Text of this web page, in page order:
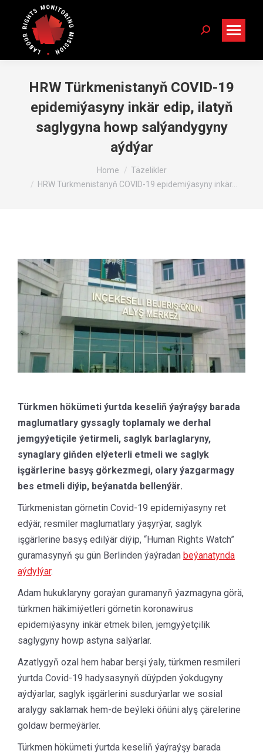
Search:
HRW Türkmenistanyň COVID-19
epidemiýasyny inkär edip, ilatyň
saglygyna howp salýandygyny
aýdýar
Home
Täzelikler
HRW Türkmenistanyň COVID-19 epidemiýasyny inkär…
Türkmen hökümeti ýurtda keseliň ýaýraýşy barada
maglumatlary gyssagly toplamaly we derhal
jemgyýetiçile ýetirmeli, saglyk barlaglaryny,
synaglary giňden elýeterli etmeli we saglyk
işgärlerine basyş görkezmegi, olary ýazgarmagy
bes etmeli diýip, beýanatda bellenýär.
Türkmenistan görnetin Covid-19 epidemiýasyny ret
edýär, resmiler maglumatlary ýaşyrýar, saglyk
işgärlerine basyş edilýär diýip, “Human Rights Watch”
guramasynyň şu gün Berlinden ýaýradan beýanatynda
aýdylýar.
Adam hukuklaryny goraýan guramanyň ýazmagyna görä,
türkmen häkimiýetleri görnetin koronawirus
epidemiýasyny inkär etmek bilen, jemgyýetçilik
saglygyny howp astyna salýarlar.
Azatlygyň ozal hem habar berşi ýaly, türkmen resmileri
ýurtda Covid-19 hadysasynyň düýpden ýokdugyny
aýdýarlar, saglyk işgärlerini susdurýarlar we sosial
aralygy saklamak hem-de beýleki öňüni alyş çärelerine
goldaw bermeýärler.
Türkmen hökümeti ýurtda keseliň ýaýraýşy barada